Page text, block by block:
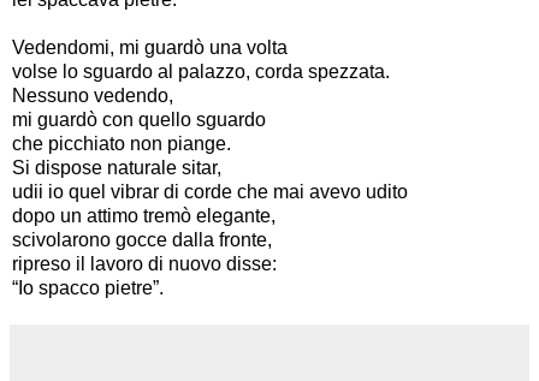
Vedendomi, mi guardò una volta
volse lo sguardo al palazzo, corda spezzata.
Nessuno vedendo,
mi guardò con quello sguardo
che picchiato non piange.
Si dispose naturale sitar,
udii io quel vibrar di corde che mai avevo udito
dopo un attimo tremò elegante,
scivolarono gocce dalla fronte,
ripreso il lavoro di nuovo disse:
“Io spacco pietre”.